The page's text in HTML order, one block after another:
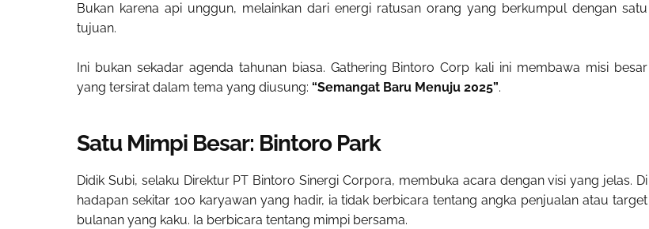
Bukan karena api unggun, melainkan dari energi ratusan orang yang berkumpul dengan satu
tujuan.
Ini bukan sekadar agenda tahunan biasa. Gathering Bintoro Corp kali ini membawa misi besar
yang tersirat dalam tema yang diusung: “Semangat Baru Menuju 2025”.
Satu Mimpi Besar: Bintoro Park
Didik Subi, selaku Direktur PT Bintoro Sinergi Corpora, membuka acara dengan visi yang jelas. Di
hadapan sekitar 100 karyawan yang hadir, ia tidak berbicara tentang angka penjualan atau target
bulanan yang kaku. Ia berbicara tentang mimpi bersama.